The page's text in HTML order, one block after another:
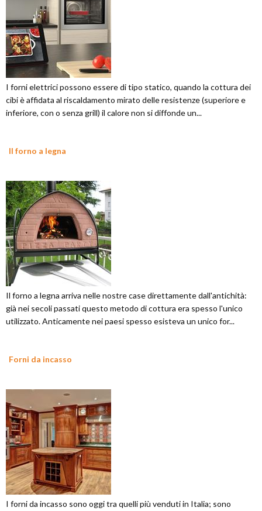
I forni elettrici possono essere di tipo statico, quando la cottura dei
cibi è affidata al riscaldamento mirato delle resistenze (superiore e
inferiore, con o senza grill) il calore non si diffonde un...
Il forno a legna
Il forno a legna arriva nelle nostre case direttamente dall'antichità:
già nei secoli passati questo metodo di cottura era spesso l'unico
utilizzato. Anticamente nei paesi spesso esisteva un unico for...
Forni da incasso
I forni da incasso sono oggi tra quelli più venduti in Italia; sono